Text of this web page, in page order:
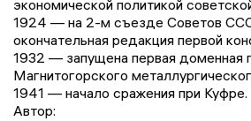
экономической политикой
1924 — на 2-м съезде Советов
окончательная редакция первой
1932 — запущена первая доменная
Магнитогорского
1941 — начало сражения при Куфре.
Автор: